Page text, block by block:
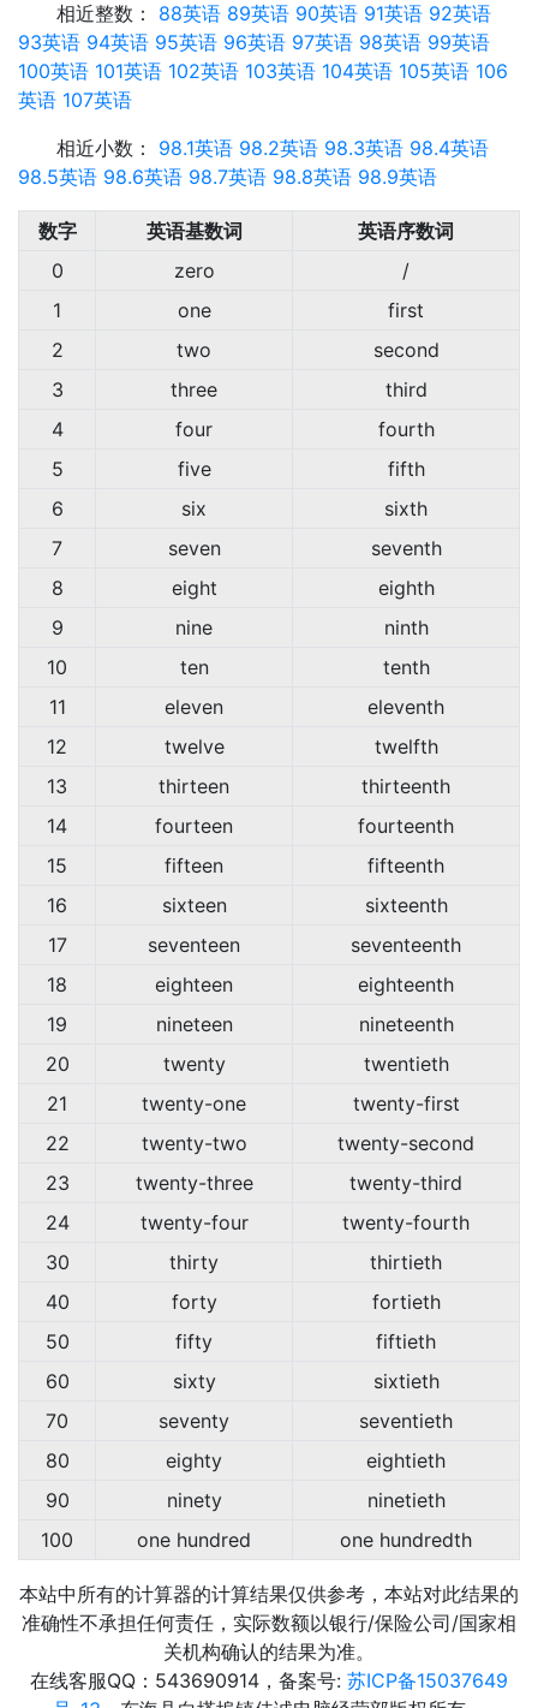
相近整数： 88英语 89英语 90英语 91英语 92英语
93英语 94英语 95英语 96英语 97英语 98英语 99英语
100英语 101英语 102英语 103英语 104英语 105英语 106
英语 107英语
相近小数： 98.1英语 98.2英语 98.3英语 98.4英语
98.5英语 98.6英语 98.7英语 98.8英语 98.9英语
数字 英语基数词
英语序数词
0
zero
/
1
one
first
2
two
second
3
three
third
4
four
fourth
5
five
fifth
6
six
sixth
7
seven
seventh
8
eight
eighth
9
nine
ninth
10
ten
tenth
11
eleven
eleventh
12
twelve
twelfth
13
thirteen
thirteenth
14
fourteen
fourteenth
15
fifteen
fifteenth
16
sixteen
sixteenth
17
seventeen
seventeenth
18
eighteen
eighteenth
19
nineteen
nineteenth
20
twenty
twentieth
21
twenty-one
twenty-first
22
twenty-two
twenty-second
23
twenty-three
twenty-third
24
twenty-four
twenty-fourth
30
thirty
thirtieth
40
forty
fortieth
50
fifty
fiftieth
60
sixty
sixtieth
70
seventy
seventieth
80
eighty
eightieth
90
ninety
ninetieth
100
one hundred one hundredth
本站中所有的计算器的计算结果仅供参考，本站对此结果的
准确性不承担任何责任，实际数额以银行/保险公司/国家相
关机构确认的结果为准。
在线客服QQ：543690914，备案号: 苏ICP备15037649